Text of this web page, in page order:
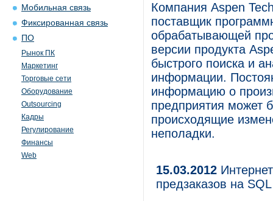
Мобильная связь
Фиксированная связь
ПО
Рынок ПК
Маркетинг
Торговые сети
Оборудование
Outsourcing
Кадры
Регулирование
Финансы
Web
Компания Aspen
поставщик
обрабатывающей
версии продукта
быстрого поиска и
информации.
информацию о
предприятия может
происходящие
неполадки.
15.03.2012
предзаказов на